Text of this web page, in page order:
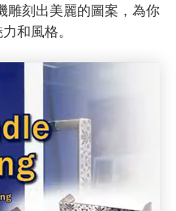
雕刻出美麗的圖案，為你
和風格。